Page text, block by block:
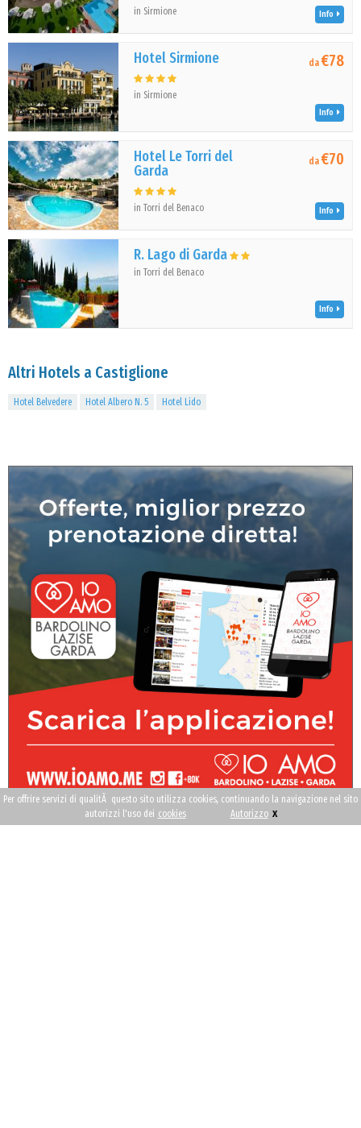
in Sirmione Info
Hotel Sirmione
in Sirmione
da€78
Info
Hotel Le Torri del
Garda
in Torri del Benaco
da€70
Info
R. Lago di Garda
in Torri del Benaco
Info
Altri Hotels a Castiglione
Hotel Belvedere Hotel Albero N. 5 Hotel Lido
Per offrire servizi di qualitÃ questo sito utilizza cookies, continuando la navigazione nel sito
autorizzi l'uso dei cookies Autorizzo x